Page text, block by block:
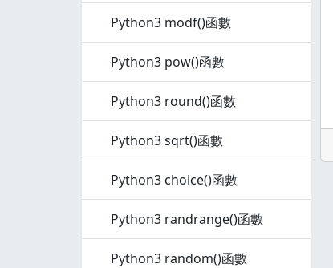
Python3 modf()函數
Python3 pow()函數
Python3 round()函數
Python3 sqrt()函數
Python3 choice()函數
Python3 randrange()函數
Python3 random()函數